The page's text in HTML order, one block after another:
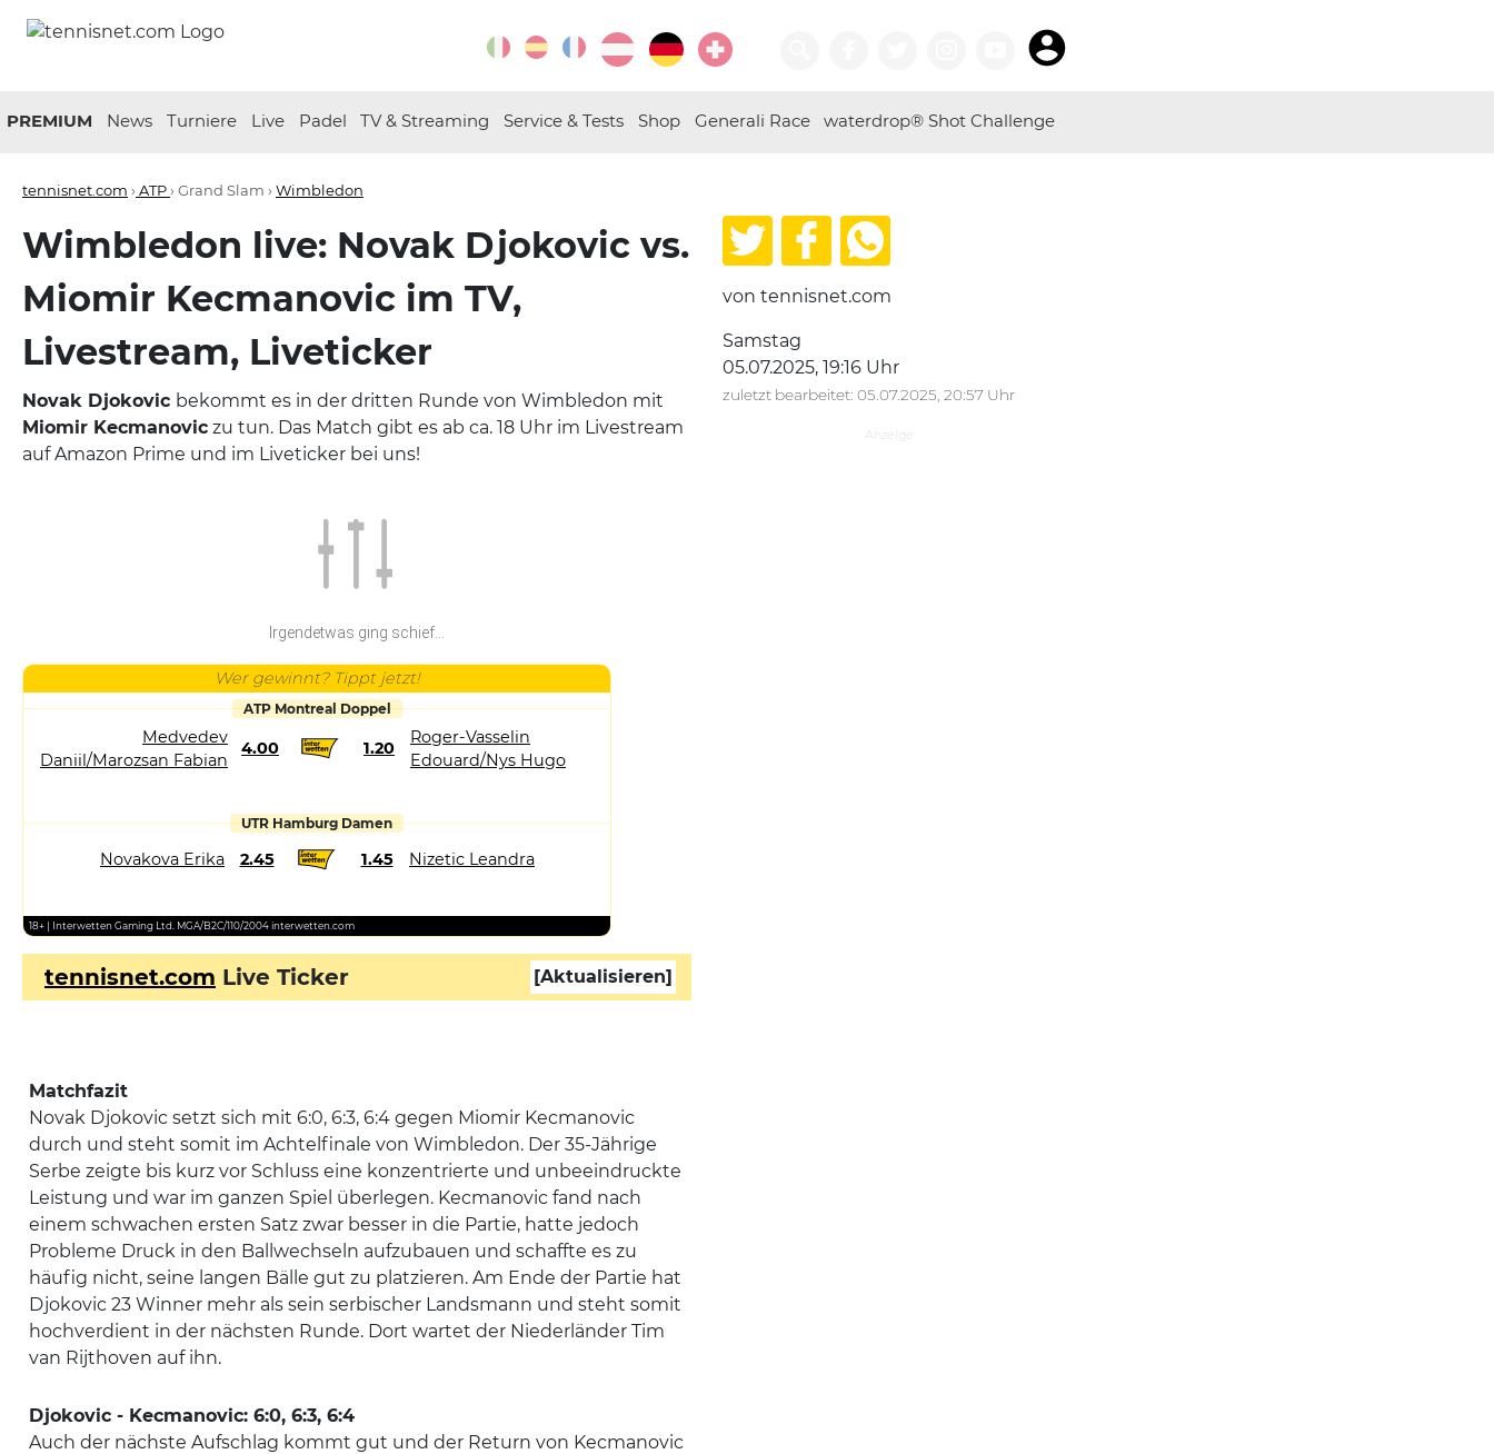
PREMIUM News Turniere Live Padel TV & Streaming Service & Tests Shop Generali Race waterdrop® Shot Challenge
tennisnet.com › ATP› Grand Slam › Wimbledon
Wimbledon live: Novak Djokovic vs.
Miomir Kecmanovic im TV,
Livestream, Liveticker
Novak Djokovic bekommt es in der dritten Runde von Wimbledon mit
Miomir Kecmanovic zu tun. Das Match gibt es ab ca. 18 Uhr im Livestream
auf Amazon Prime und im Liveticker bei uns!
Irgendetwas ging schief...
Wer gewinnt? Tippt jetzt!
ATP Montreal Doppel
Medvedev
Daniil/Marozsan Fabian
4.00 1.20
Roger-Vasselin
Edouard/Nys Hugo
UTR Hamburg Damen
Novakova Erika 2.45 1.45 Nizetic Leandra
18+ | Interwetten Gaming Ltd. MGA/B2C/110/2004 interwetten.com
tennisnet.com Live Ticker [Aktualisieren]
Matchfazit
Novak Djokovic setzt sich mit 6:0, 6:3, 6:4 gegen Miomir Kecmanovic
durch und steht somit im Achtelfinale von Wimbledon. Der 35-Jährige
Serbe zeigte bis kurz vor Schluss eine konzentrierte und unbeeindruckte
Leistung und war im ganzen Spiel überlegen. Kecmanovic fand nach
einem schwachen ersten Satz zwar besser in die Partie, hatte jedoch
Probleme Druck in den Ballwechseln aufzubauen und schaffte es zu
häufig nicht, seine langen Bälle gut zu platzieren. Am Ende der Partie hat
Djokovic 23 Winner mehr als sein serbischer Landsmann und steht somit
hochverdient in der nächsten Runde. Dort wartet der Niederländer Tim
van Rijthoven auf ihn.
Djokovic - Kecmanovic: 6:0, 6:3, 6:4
Auch der nächste Aufschlag kommt gut und der Return von Kecmanovic
von tennisnet.com
Samstag
05.07.2025, 19:16 Uhr
zuletzt bearbeitet: 05.07.2025, 20:57 Uhr